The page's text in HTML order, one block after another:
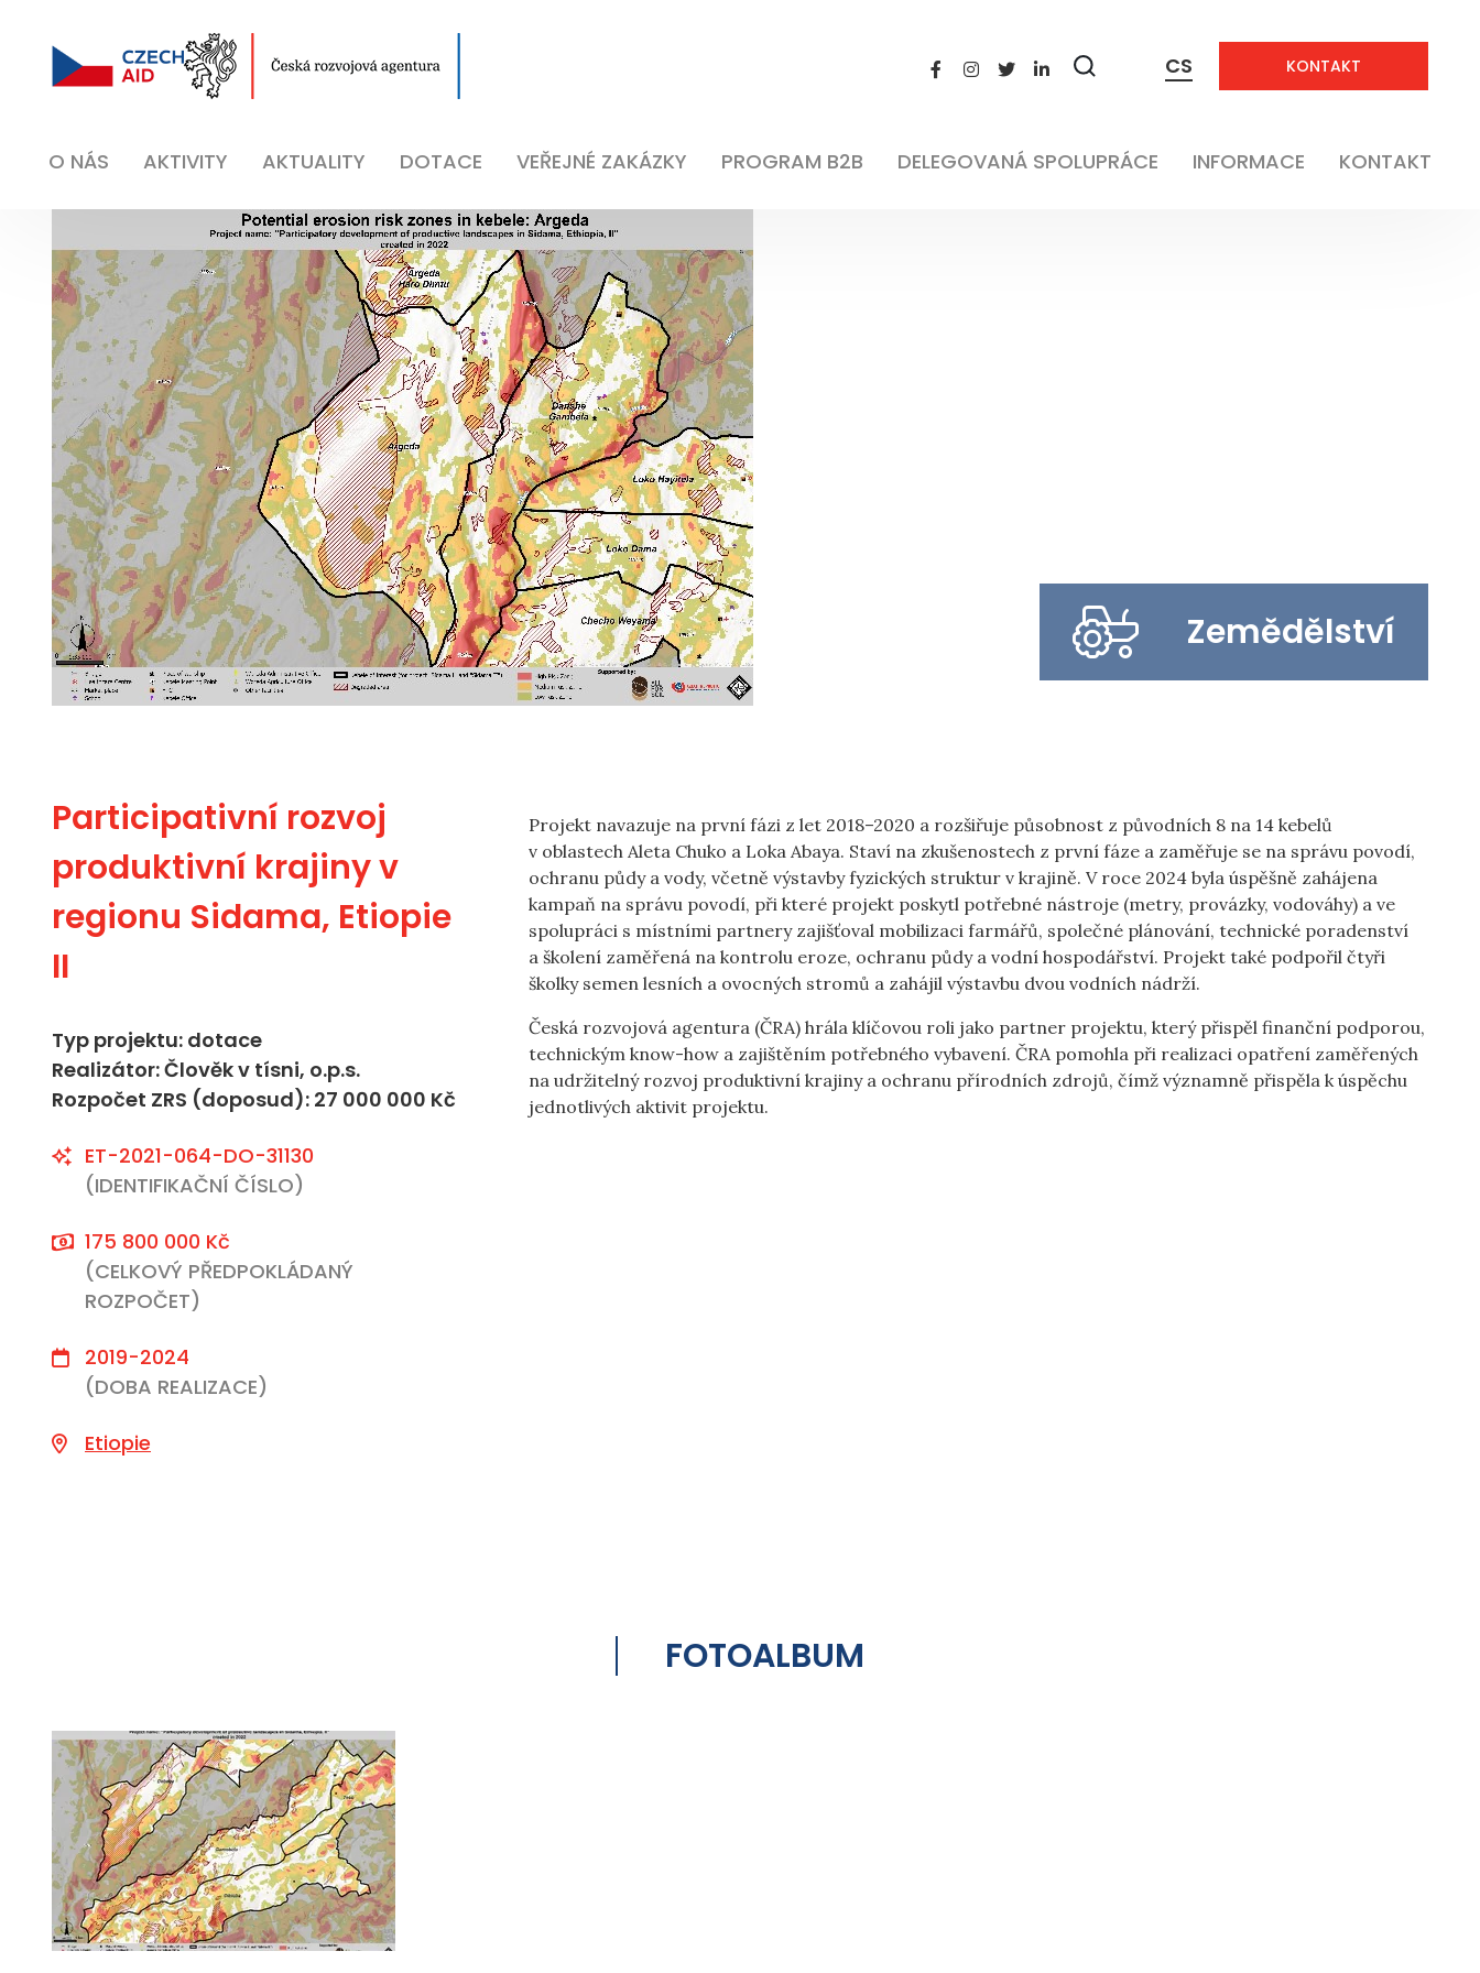
Zobrazit
CS KONTAKT
O NÁS AKTIVITY AKTUALITY DOTACE VEŘEJNÉ ZAKÁZKY PROGRAM B2B DELEGOVANÁ SPOLUPRÁCE INFORMACE KONTAKT
Zemědělství
Participativní rozvoj
produktivní krajiny v
regionu Sidama, Etiopie
II
Typ projektu: dotace
Realizátor: Člověk v tísni, o.p.s.
Rozpočet ZRS (doposud): 27 000 000 Kč
ET-2021-064-DO-31130
(IDENTIFIKAČNÍ ČÍSLO)
175 800 000 Kč
(CELKOVÝ PŘEDPOKLÁDANÝ
ROZPOČET)
2019-2024
(DOBA REALIZACE)
Etiopie
Projekt navazuje na první fázi z let 2018–2020 a rozšiřuje působnost z původních 8 na 14 kebelů
v oblastech Aleta Chuko a Loka Abaya. Staví na zkušenostech z první fáze a zaměřuje se na správu povodí,
ochranu půdy a vody, včetně výstavby fyzických struktur v krajině. V roce 2024 byla úspěšně zahájena
kampaň na správu povodí, při které projekt poskytl potřebné nástroje (metry, provázky, vodováhy) a ve
spolupráci s místními partnery zajišťoval mobilizaci farmářů, společné plánování, technické poradenství
a školení zaměřená na kontrolu eroze, ochranu půdy a vodní hospodářství. Projekt také podpořil čtyři
školky semen lesních a ovocných stromů a zahájil výstavbu dvou vodních nádrží.
Česká rozvojová agentura (ČRA) hrála klíčovou roli jako partner projektu, který přispěl finanční podporou,
technickým know-how a zajištěním potřebného vybavení. ČRA pomohla při realizaci opatření zaměřených
na udržitelný rozvoj produktivní krajiny a ochranu přírodních zdrojů, čímž významně přispěla k úspěchu
jednotlivých aktivit projektu.
FOTOALBUM